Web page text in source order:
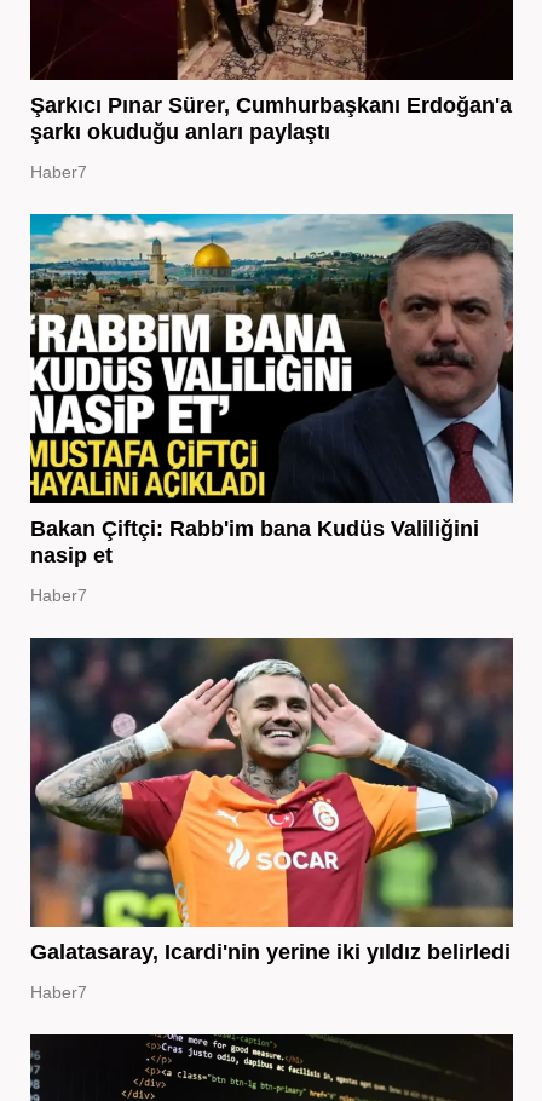
Şarkıcı Pınar Sürer, Cumhurbaşkanı Erdoğan'a
şarkı okuduğu anları paylaştı
Haber7
Bakan Çiftçi: Rabb'im bana Kudüs Valiliğini
nasip et
Haber7
Galatasaray, Icardi'nin yerine iki yıldız belirledi
Haber7